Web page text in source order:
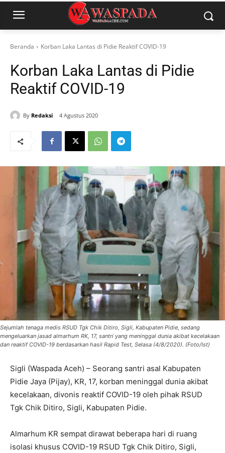
Beranda Korban Laka Lantas di Pidie Reaktif COVID-19
Korban Laka Lantas di Pidie
Reaktif COVID-19
By Redaksi 4 Agustus 2020
Sejumlah tenaga medis RSUD Tgk Chik Ditiro, Sigli, Kabupaten Pidie, sedang
mengeluarkan jasad almarhum RK, 17, santri yang meninggal dunia akibat kecelakaan
dan reaktif COVID-19 berdasarkan hasil Rapid Test, Selasa (4/8/2020). (Foto/Ist)
Sigli (Waspada Aceh) – Seorang santri asal Kabupaten
Pidie Jaya (Pijay), KR, 17, korban meninggal dunia akibat
kecelakaan, divonis reaktif COVID-19 oleh pihak RSUD
Tgk Chik Ditiro, Sigli, Kabupaten Pidie.
Almarhum KR sempat dirawat beberapa hari di ruang
isolasi khusus COVID-19 RSUD Tgk Chik Ditiro, Sigli,